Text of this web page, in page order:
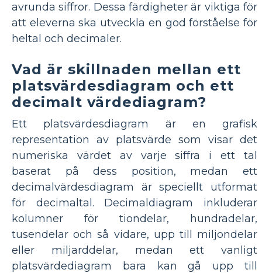
avrunda siffror. Dessa färdigheter är viktiga för
att eleverna ska utveckla en god förståelse för
heltal och decimaler.
Vad är skillnaden mellan ett
platsvärdesdiagram och ett
decimalt värdediagram?
Ett platsvärdesdiagram är en grafisk
representation av platsvärde som visar det
numeriska värdet av varje siffra i ett tal
baserat på dess position, medan ett
decimalvärdesdiagram är speciellt utformat
för decimaltal. Decimaldiagram inkluderar
kolumner för tiondelar, hundradelar,
tusendelar och så vidare, upp till miljondelar
eller miljarddelar, medan ett vanligt
platsvärdediagram bara kan gå upp till